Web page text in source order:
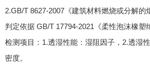
2.GB/T 8627-2007《建筑材料燃烧或分解的
判定依据 GB/T 17794-2021《柔性泡沫橡塑
检测项目：1.透湿性能：湿阻因子，2.透湿
密度。